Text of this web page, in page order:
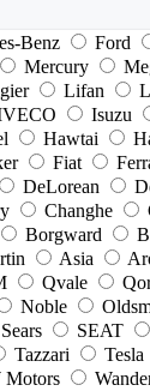
Benz Ford
Mercury
Lifan
Isuzu
Hawtai
Fiat
DeLorean
Changhe
Borgward
Asia
Qvale
Noble
Sears SEAT
Tazzari Tesla
Motors